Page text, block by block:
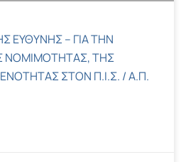
ΕΥΘΥΝΗΣ – ΓΙΑ ΤΗΝ
ΝΟΜΙΜΟΤΗΤΑΣ, ΤΗΣ
ΣΤΟΝ Π.Ι.Σ. / Α.Π.